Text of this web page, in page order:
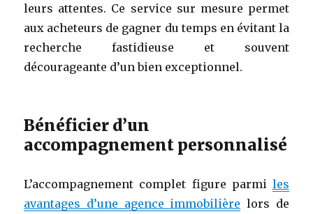
leurs attentes. Ce service sur mesure permet
aux acheteurs de gagner du temps en évitant la
recherche fastidieuse et souvent
décourageante d’un bien exceptionnel.
Bénéficier d’un
accompagnement personnalisé
L’accompagnement complet figure parmi les
avantages d’une agence immobilière lors de